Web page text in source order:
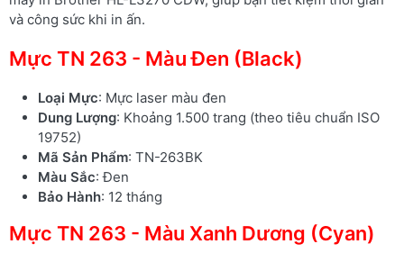
và công sức khi in ấn.
Mực TN 263 - Màu Đen (Black)
Loại Mực: Mực laser màu đen
Dung Lượng: Khoảng 1.500 trang (theo tiêu chuẩn ISO
19752)
Mã Sản Phẩm: TN-263BK
Màu Sắc: Đen
Bảo Hành: 12 tháng
Mực TN 263 - Màu Xanh Dương (Cyan)